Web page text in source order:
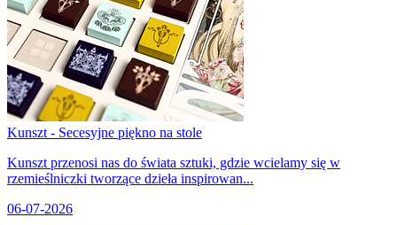
Kunszt - Secesyjne piękno na stole
Kunszt przenosi nas do świata sztuki, gdzie wcielamy się w
rzemieślniczki tworzące dzieła inspirowan...
06-07-2026